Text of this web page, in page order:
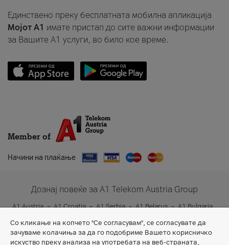
Единствено преку бесплатната мобилна апликација
Мојот A1 имате пристап до сите важни информации
за Вашите A1 услуги, во било кое време.
Member of
Начини на плаќање
Дознај повеќе за A1 Telekom Austria Group
A1 Austria A1 Croatia A1 Serbia A1 Belarus
A1 Bulgaria
Со кликање на копчето "Се согласувам", се согласувате да
зачуваме колачиња за да го подобриме Вашето корисничко
искуство преку анализа на употребата на веб-страната,